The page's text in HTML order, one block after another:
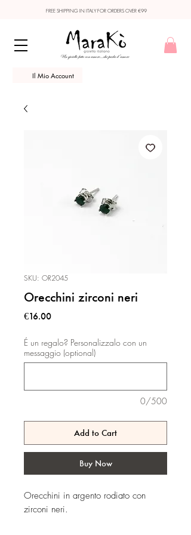
Il Mio Account
FREE SHIPPING IN ITALY FOR ORDERS OVER €99
SKU: OR2045
Orecchini zirconi neri
€16.00Price
É un regalo? Personalizzalo con un
messaggio (optional)
0/500
Add to Cart
Buy Now
Orecchini in argento rodiato con
zirconi neri.